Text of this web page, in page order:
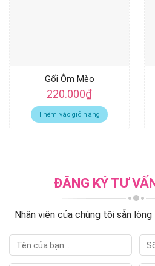
Gối Ôm Mèo
220.000₫
Thêm vào giỏ hàng
ĐĂNG KÝ TƯ
Nhân viên của chúng tôi sẵn